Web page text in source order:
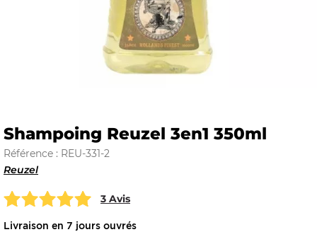
Shampoing Reuzel 3en1 350ml
Référence : REU-331-2
Reuzel
3 Avis
Livraison en 7 jours ouvrés